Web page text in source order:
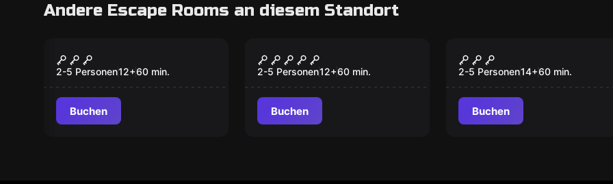
Andere Escape Rooms an diesem Standort
Zodiac Killer
2-5 Personen12+60 min.
Buchen
Tesla's Mystery
2-5 Personen12+60 min.
Buchen
Prison Break
2-5 Personen14+60 min.
Buchen